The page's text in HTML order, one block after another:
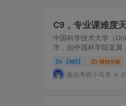
C9，专业课难度
中国科学技术大学（
市，由中国科学院直属
【985】 择校分析
通信考研小马哥 2